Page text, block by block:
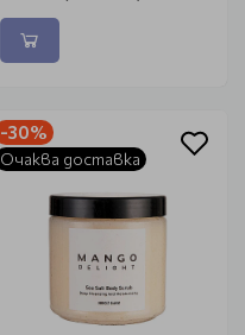
-30%
Очаква доставка